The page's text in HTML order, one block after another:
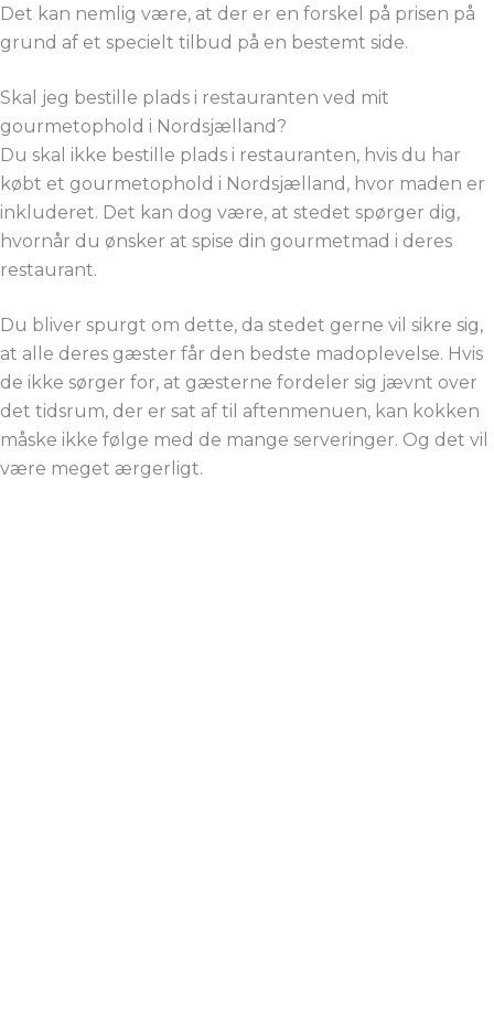
Det kan nemlig være, at der er en forskel på prisen på
grund af et specielt tilbud på en bestemt side.
Skal jeg bestille plads i restauranten ved mit
gourmetophold i Nordsjælland?
Du skal ikke bestille plads i restauranten, hvis du har
købt et gourmetophold i Nordsjælland, hvor maden er
inkluderet. Det kan dog være, at stedet spørger dig,
hvornår du ønsker at spise din gourmetmad i deres
restaurant.
Du bliver spurgt om dette, da stedet gerne vil sikre sig,
at alle deres gæster får den bedste madoplevelse. Hvis
de ikke sørger for, at gæsterne fordeler sig jævnt over
det tidsrum, der er sat af til aftenmenuen, kan kokken
måske ikke følge med de mange serveringer. Og det vil
være meget ærgerligt.